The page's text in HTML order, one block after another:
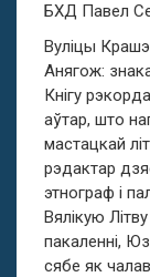
БХД Павел
Вуліцы
Анягож:
Кнігу
аўтар, што
мастацкай
рэдактар
этнограф і
Вялікую
пакаленні,
сябе як